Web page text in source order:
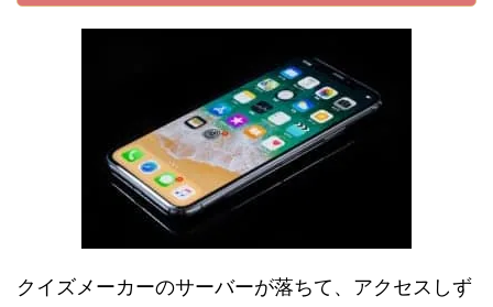
クイズメーカーのサーバーが落ちて、アクセスしず